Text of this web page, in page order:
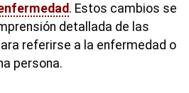
. Estos cambios se
detallada de las
referirse a la enfermedad o
persona.